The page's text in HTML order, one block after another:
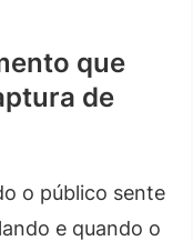
que
de
o público sente
e quando o